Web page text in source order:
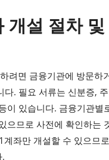
개설 절차
려면 금융기관에 방문하
다. 필요 서류는 신분증,
이 있습니다. 금융기관별
으므로 사전에 확인하는
계좌만 개설할 수 있으므